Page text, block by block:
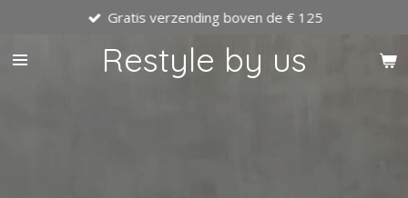
naar
Restyle by us
Gratis verzending boven de € 125